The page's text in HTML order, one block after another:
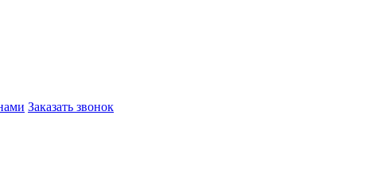
Заказать звонок